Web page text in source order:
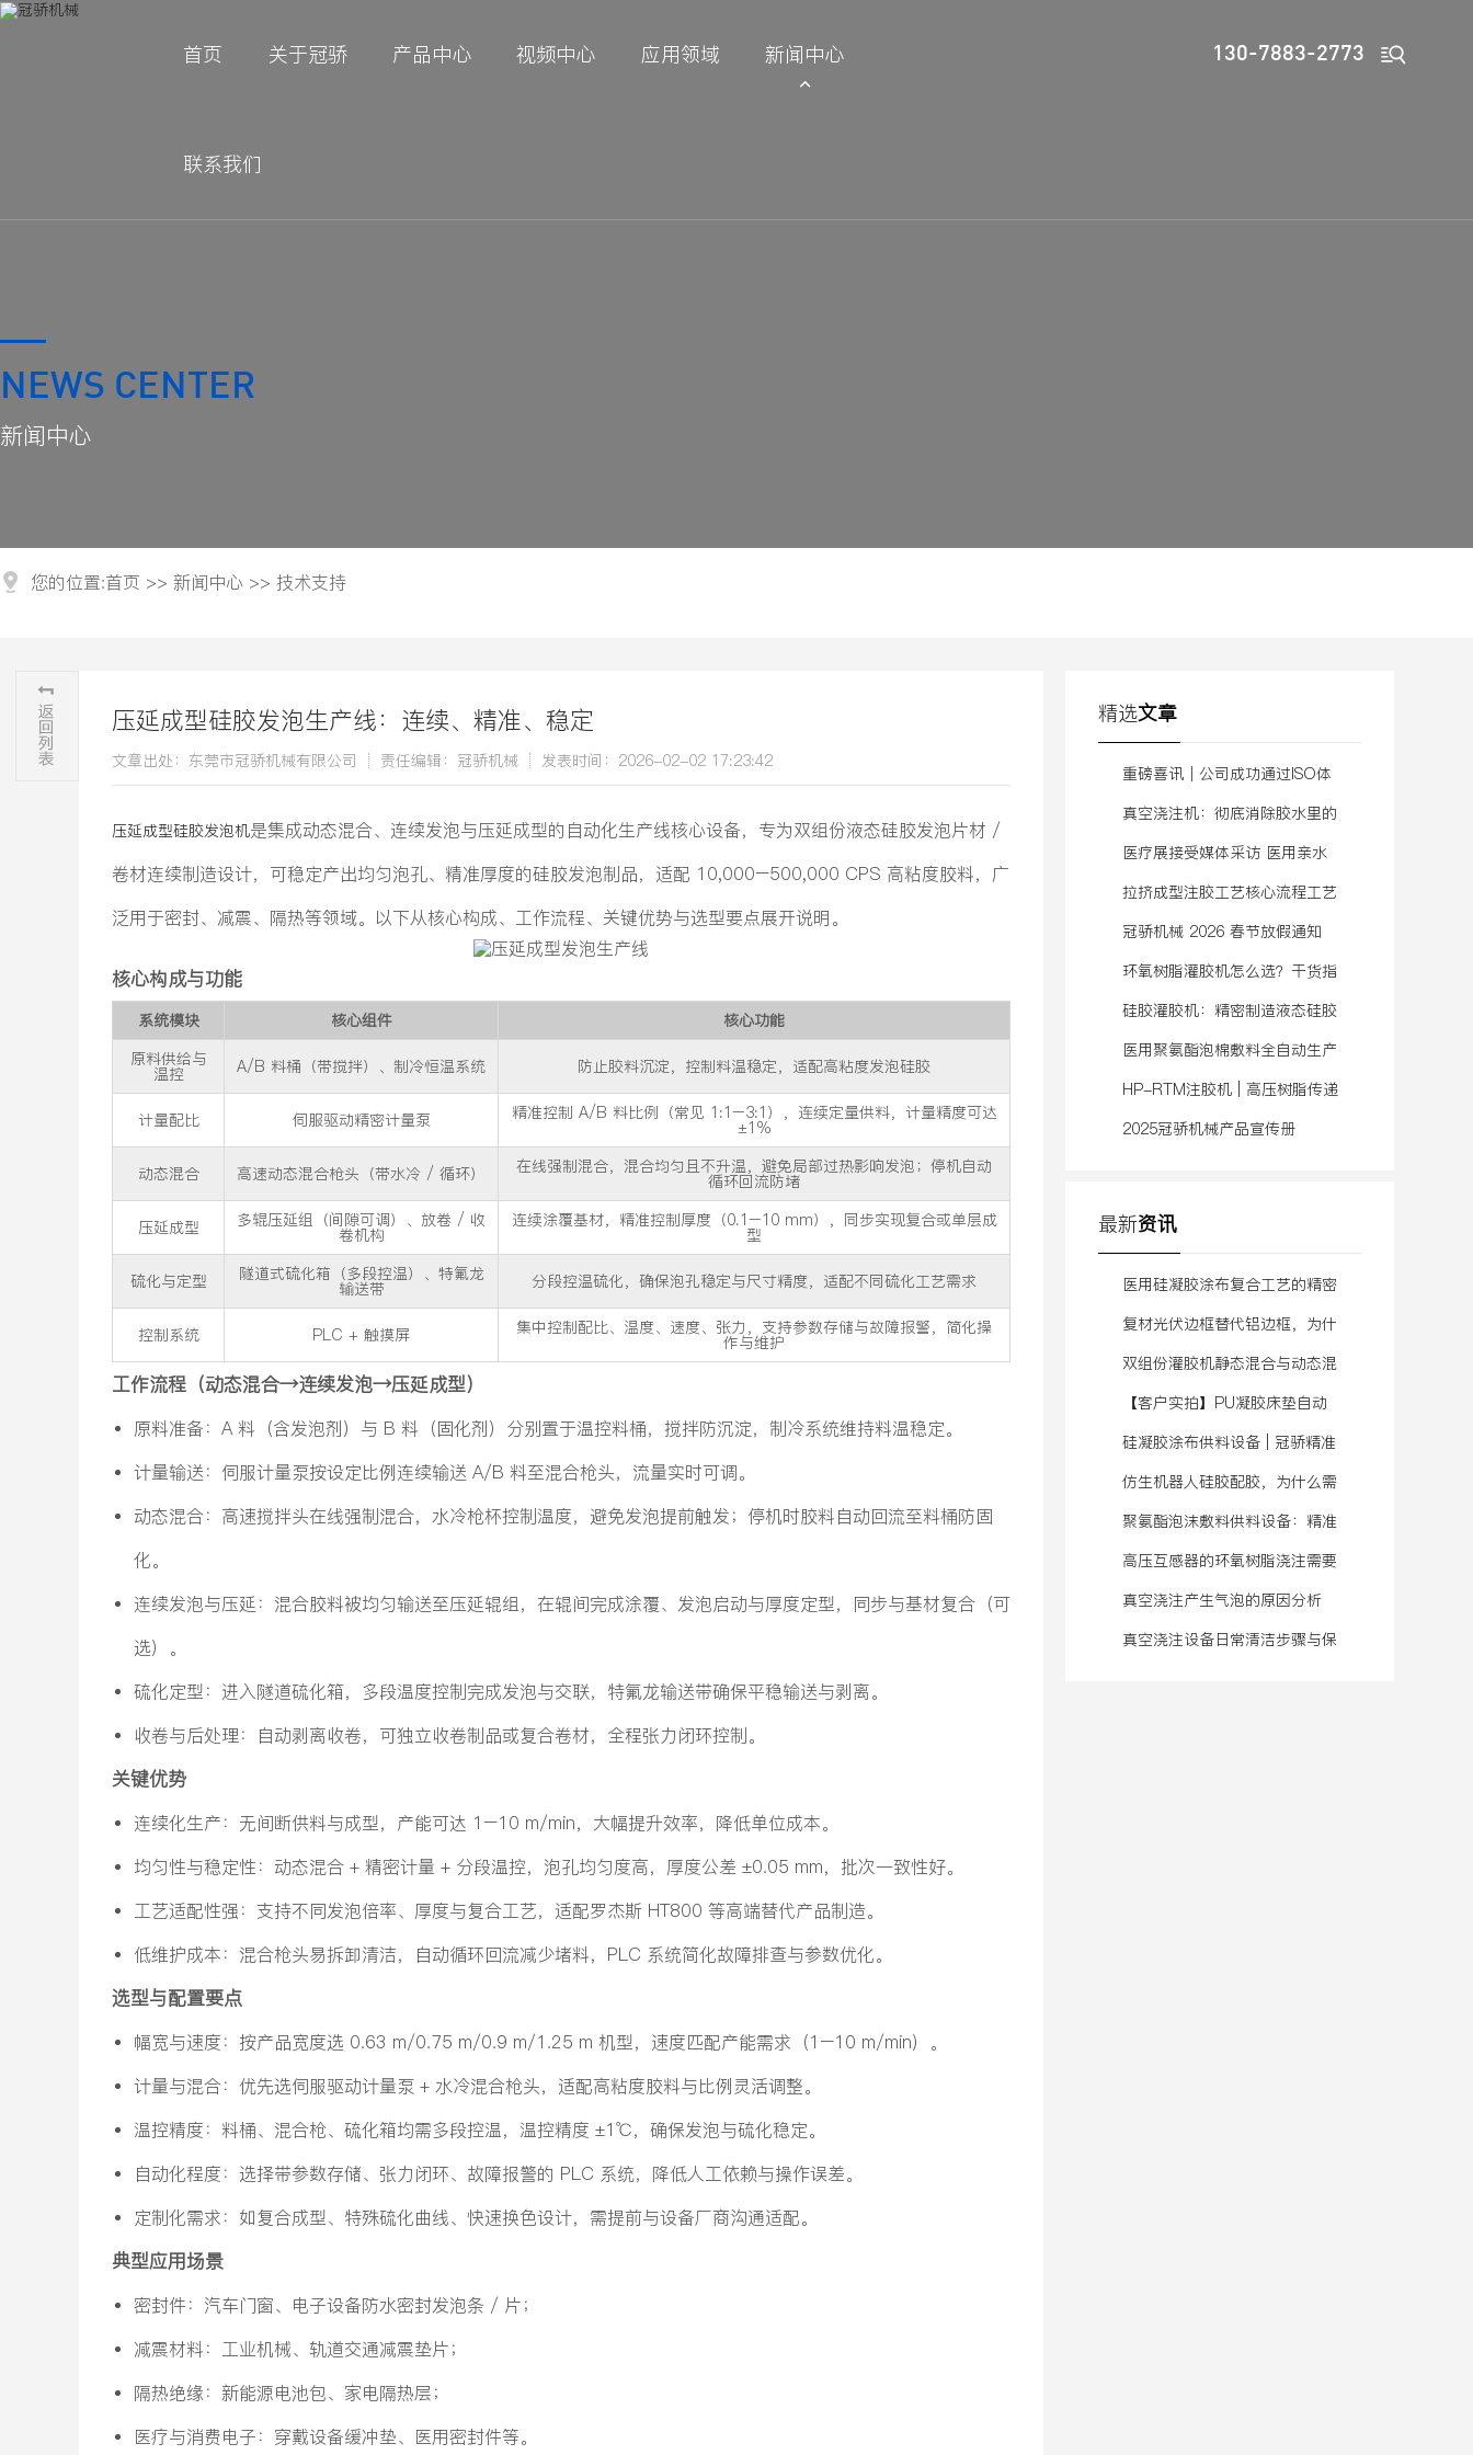
130-7883-2773 
首页 关于冠骄 产品中心 视频中心 应用领域 新闻中心
联系我们
NEWS CENTER
新闻中心
您的位置:首页 >> 新闻中心 >> 技术支持
压延成型硅胶发泡生产线：连续、精准、稳定
文章出处：东莞市冠骄机械有限公司 责任编辑：冠骄机械 发表时间：2026-02-02 17:23:42
压延成型硅胶发泡机是集成动态混合、连续发泡与压延成型的自动化生产线核心设备，专为双组份液态硅胶发泡片材 /
卷材连续制造设计，可稳定产出均匀泡孔、精准厚度的硅胶发泡制品，适配 10,000–500,000 CPS 高粘度胶料，广
泛用于密封、减震、隔热等领域。以下从核心构成、工作流程、关键优势与选型要点展开说明。
核心构成与功能
系统模块 核心组件
核心功能
原料供给与
温控 A/B 料桶（带搅拌）、制冷恒温系统 防止胶料沉淀，控制料温稳定，适配高粘度发泡硅胶
计量配比 伺服驱动精密计量泵 精准控制 A/B 料比例（常见 1:1–3:1），连续定量供料，计量精度可达
±1%
动态混合 高速动态混合枪头（带水冷 / 循环） 在线强制混合，混合均匀且不升温，避免局部过热影响发泡；停机自动
循环回流防堵
压延成型 多辊压延组（间隙可调）、放卷 / 收
卷机构
连续涂覆基材，精准控制厚度（0.1–10 mm），同步实现复合或单层成
型
硫化与定型 隧道式硫化箱（多段控温）、特氟龙
输送带 分段控温硫化，确保泡孔稳定与尺寸精度，适配不同硫化工艺需求
控制系统 PLC + 触摸屏 集中控制配比、温度、速度、张力，支持参数存储与故障报警，简化操
作与维护
工作流程（动态混合→连续发泡→压延成型）
原料准备：A 料（含发泡剂）与 B 料（固化剂）分别置于温控料桶，搅拌防沉淀，制冷系统维持料温稳定。
计量输送：伺服计量泵按设定比例连续输送 A/B 料至混合枪头，流量实时可调。
动态混合：高速搅拌头在线强制混合，水冷枪杯控制温度，避免发泡提前触发；停机时胶料自动回流至料桶防固
化。
连续发泡与压延：混合胶料被均匀输送至压延辊组，在辊间完成涂覆、发泡启动与厚度定型，同步与基材复合（可
选）。
硫化定型：进入隧道硫化箱，多段温度控制完成发泡与交联，特氟龙输送带确保平稳输送与剥离。
收卷与后处理：自动剥离收卷，可独立收卷制品或复合卷材，全程张力闭环控制。
关键优势
连续化生产：无间断供料与成型，产能可达 1–10 m/min，大幅提升效率，降低单位成本。
均匀性与稳定性：动态混合 + 精密计量 + 分段温控，泡孔均匀度高，厚度公差 ±0.05 mm，批次一致性好。
工艺适配性强：支持不同发泡倍率、厚度与复合工艺，适配罗杰斯 HT800 等高端替代产品制造。
低维护成本：混合枪头易拆卸清洁，自动循环回流减少堵料，PLC 系统简化故障排查与参数优化。
选型与配置要点
幅宽与速度：按产品宽度选 0.63 m/0.75 m/0.9 m/1.25 m 机型，速度匹配产能需求（1–10 m/min）。
计量与混合：优先选伺服驱动计量泵 + 水冷混合枪头，适配高粘度胶料与比例灵活调整。
温控精度：料桶、混合枪、硫化箱均需多段控温，温控精度 ±1℃，确保发泡与硫化稳定。
自动化程度：选择带参数存储、张力闭环、故障报警的 PLC 系统，降低人工依赖与操作误差。
定制化需求：如复合成型、特殊硫化曲线、快速换色设计，需提前与设备厂商沟通适配。
典型应用场景
密封件：汽车门窗、电子设备防水密封发泡条 / 片；
减震材料：工业机械、轨道交通减震垫片；
隔热绝缘：新能源电池包、家电隔热层；
医疗与消费电子：穿戴设备缓冲垫、医用密封件等。
精选文章
重磅喜讯｜公司成功通过ISO体
系认证，质量管理迈入新阶段
真空浇注机：彻底消除胶水里的
气泡
医疗展接受媒体采访 医用亲水
聚氨酯泡棉敷料发泡机
拉挤成型注胶工艺核心流程工艺
视频
冠骄机械 2026 春节放假通知
环氧树脂灌胶机怎么选？干货指
南避坑，看完就懂！
硅胶灌胶机：精密制造液态硅胶
实体娃娃的核心设备
医用聚氨酯泡棉敷料全自动生产
线 | 连续供料发泡+涂布复合
HP-RTM注胶机 | 高压树脂传递
模塑解决方案
2025冠骄机械产品宣传册
最新资讯
医用硅凝胶涂布复合工艺的精密
供料技术
复材光伏边框替代铝边框，为什
么越来越多人选择它
双组份灌胶机静态混合与动态混
合的区别
【客户实拍】PU凝胶床垫自动
灌胶，如何用自动化根治“厚薄
病”？
硅凝胶涂布供料设备 | 冠骄精准
配比连续供料系统
仿生机器人硅胶配胶，为什么需
要一套专门的供料系统？
聚氨酯泡沫敷料供料设备：精准
温控与计量方案
高压互感器的环氧树脂浇注需要
在真空条件下完成吗
真空浇注产生气泡的原因分析
真空浇注设备日常清洁步骤与保